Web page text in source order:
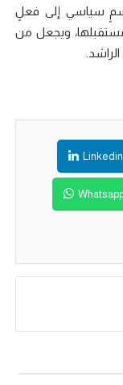
سياسي إلى فعلٍ
ويجعل من
Linkedin